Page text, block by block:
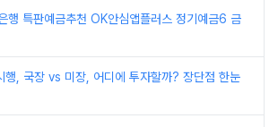
행 특판예금추천 OK안심앱플러스 정기예금6 금
행, 국장 vs 미장, 어디에 투자할까? 장단점 한눈